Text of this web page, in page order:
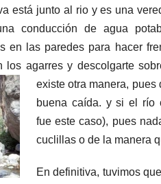
está junto al rio y es una
conducción de agua
en las paredes para hacer
los agarres y descolgarte
existe otra manera,
buena caída. y si el río
fue este caso), pues
cuclillas o de la manera
En definitiva, tuvimos